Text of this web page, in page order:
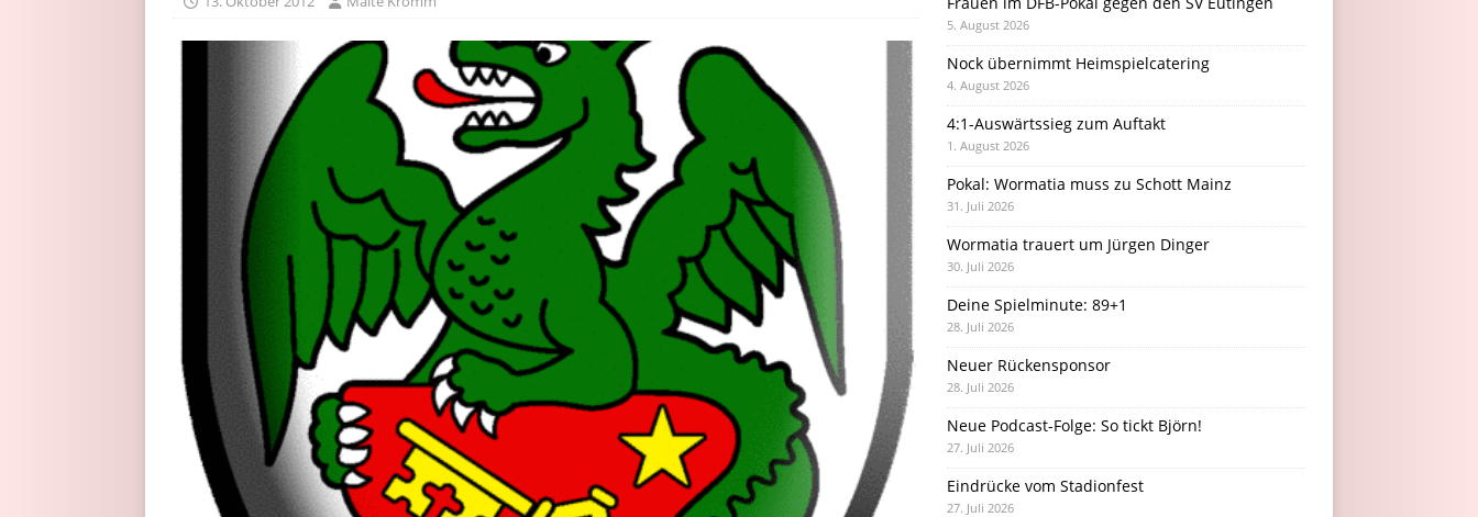
5. August 2026
Nock übernimmt Heimspielcatering
4. August 2026
4:1-Auswärtssieg zum Auftakt
1. August 2026
Pokal: Wormatia muss zu Schott Mainz
31. Juli 2026
Wormatia trauert um Jürgen Dinger
30. Juli 2026
Deine Spielminute: 89+1
28. Juli 2026
Neuer Rückensponsor
28. Juli 2026
Neue Podcast-Folge: So tickt Björn!
27. Juli 2026
Eindrücke vom Stadionfest
27. Juli 2026